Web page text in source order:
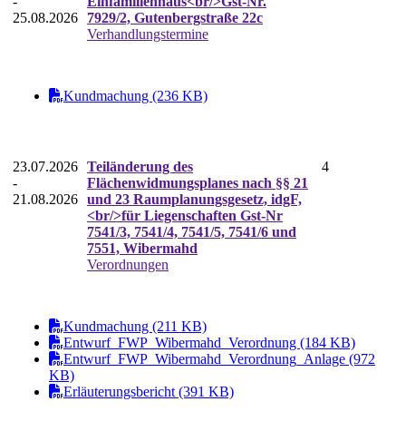
25.08.2026
7929/2, Gutenbergstraße 22c
Verhandlungstermine
Kundmachung (236 KB)
23.07.2026
-
21.08.2026
Teiländerung des
Flächenwidmungsplanes nach §§ 21
und 23 Raumplanungsgesetz, idgF,
<br/>für Liegenschaften Gst-Nr
7541/3, 7541/4, 7541/5, 7541/6 und
7551, Wibermahd
Verordnungen
4
Kundmachung (211 KB)
Entwurf_FWP_Wibermahd_Verordnung (184 KB)
Entwurf_FWP_Wibermahd_Verordnung_Anlage (972
KB)
Erläuterungsbericht (391 KB)